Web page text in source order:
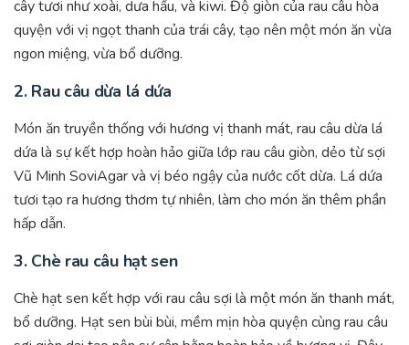
cây tươi như xoài, dưa hấu, và kiwi. Độ giòn của rau câu hòa
quyện với vị ngọt thanh của trái cây, tạo nên một món ăn vừa
ngon miệng, vừa bổ dưỡng.
2. Rau câu dừa lá dứa
Món ăn truyền thống với hương vị thanh mát, rau câu dừa lá
dứa là sự kết hợp hoàn hảo giữa lớp rau câu giòn, dẻo từ sợi
Vũ Minh SoviAgar và vị béo ngậy của nước cốt dừa. Lá dứa
tươi tạo ra hương thơm tự nhiên, làm cho món ăn thêm phần
hấp dẫn.
3. Chè rau câu hạt sen
Chè hạt sen kết hợp với rau câu sợi là một món ăn thanh mát,
bổ dưỡng. Hạt sen bùi bùi, mềm mịn hòa quyện cùng rau câu